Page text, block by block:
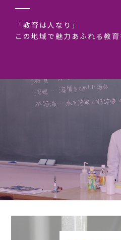
「教育は人なり」
この地域で魅力あふれる教育